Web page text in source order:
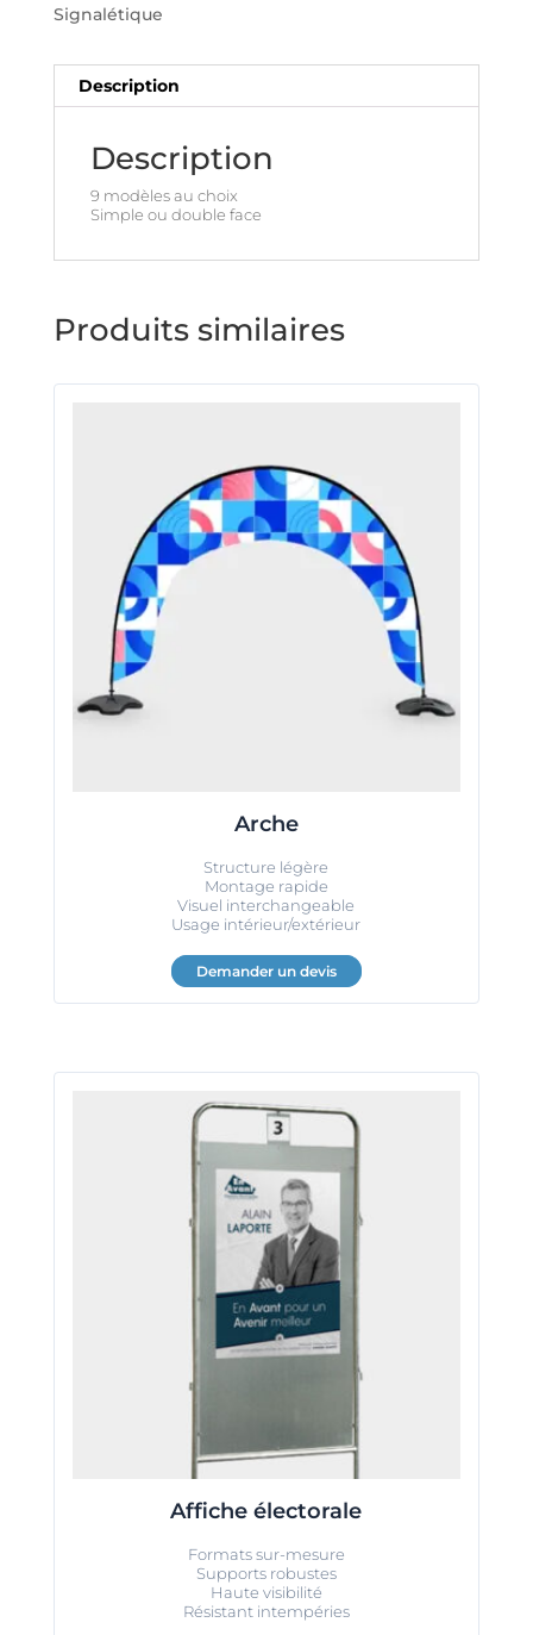
Signalétique
Description
Description
9 modèles au choix
Simple ou double face
Produits similaires
Arche
Structure légère
Montage rapide
Visuel interchangeable
Usage intérieur/extérieur
Demander un devis
Affiche électorale
Formats sur-mesure
Supports robustes
Haute visibilité
Résistant intempéries